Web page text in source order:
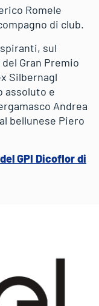
Romele
di club.
sul
Gran Premio
Silbernagl
assoluto e
Andrea
bellunese Piero
GPI Dicoflor di